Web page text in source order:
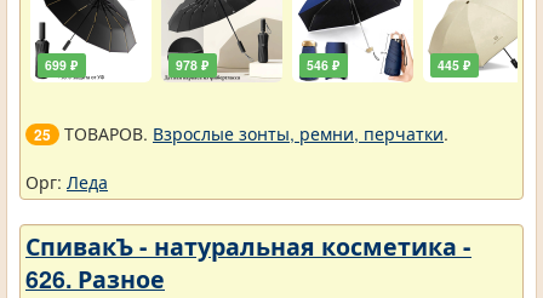
699 ₽ 978 ₽ 546 ₽ 445 ₽
25 ТОВАРОВ. Взрослые зонты, ремни, перчатки.
Орг: Леда
СпивакЪ - натуральная косметика -
626. Разное